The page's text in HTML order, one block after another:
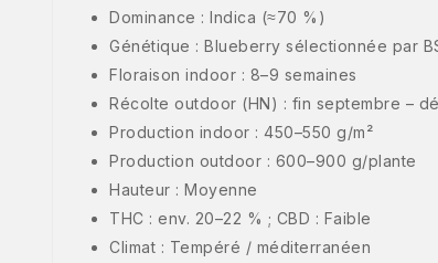
Dominance : Indica (≈70 %)
Génétique : Blueberry sélectionnée par
Floraison indoor : 8–9 semaines
Récolte outdoor (HN) : fin septembre –
Production indoor : 450–550 g/m²
Production outdoor : 600–900 g/plante
Hauteur : Moyenne
THC : env. 20–22 % ; CBD : Faible
Climat : Tempéré / méditerranéen